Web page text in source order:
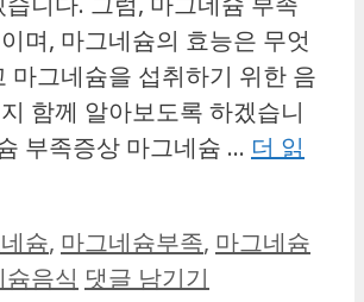
며, 마그네슘의 효능은 무엇
마그네슘을 섭취하기 위한 음
함께 알아보도록 하겠습니
부족증상 마그네슘 … 더 읽
슘, 마그네슘부족, 마그네슘
음식 댓글 남기기